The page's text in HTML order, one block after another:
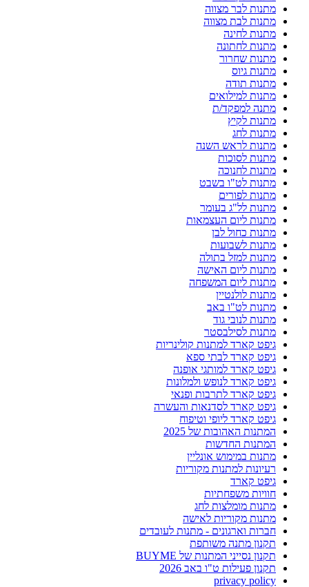
מתנות לבר מצווה
מתנות לבת מצווה
מתנות לחינה
מתנות לחתונה
מתנות שחרור
מתנות גיוס
מתנות תודה
מתנות למילואים
מתנה למפקד/ת
מתנות לקיץ
מתנות לחג
מתנות לראש השנה
מתנות לסוכות
מתנות לחנוכה
מתנות לט"ו בשבט
מתנות לפורים
מתנות לל"ג בעומר
מתנות ליום העצמאות
מתנות כחול לבן
מתנות לשבועות
מתנות למזל בתולה
מתנות ליום האישה
מתנות ליום המשפחה
מתנות לולנטיין
מתנות לט"ו באב
מתנות לנובי גוד
מתנות לסילבסטר
גיפט קארד למתנות קולינריות
גיפט קארד לבתי ספא
גיפט קארד למותגי אופנה
גיפט קארד לנופש ולמלונות
גיפט קארד לתרבות ופנאי
גיפט קארד לסדנאות והעשרה
גיפט קארד ליופי וטיפוח
המתנות האהובות של 2025
המתנות החדשות
מתנות במימוש אונליין
רעיונות למתנות מקוריות
גיפט קארד
חוויות משפחתיות
מתנות מומלצות לחג
מתנות מקוריות לאישה
חברות וארגונים - מתנות לעובדים
תקנון מתנה משותפת
תקנון נסייני המתנות של BUYME
תקנון פעילות ט"ו באב 2026
privacy policy